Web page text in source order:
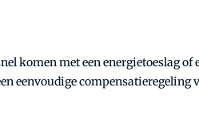
komen met een energietoeslag
eenvoudige